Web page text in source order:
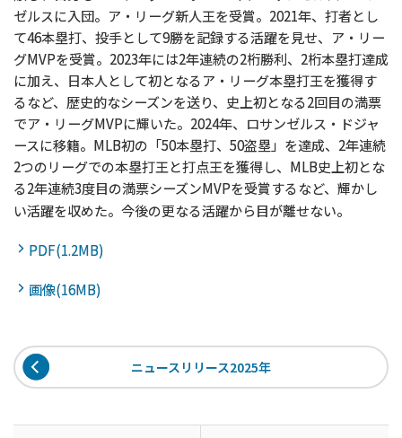
ゼルスに入団。ア・リーグ新人王を受賞。2021年、打者とし
て46本塁打、投手として9勝を記録する活躍を見せ、ア・リー
グMVPを受賞。2023年には2年連続の2桁勝利、2桁本塁打達成
に加え、日本人として初となるア・リーグ本塁打王を獲得す
るなど、歴史的なシーズンを送り、史上初となる2回目の満票
でア・リーグMVPに輝いた。2024年、ロサンゼルス・ドジャ
ースに移籍。MLB初の「50本塁打、50盗塁」を達成、2年連続
2つのリーグでの本塁打王と打点王を獲得し、MLB史上初とな
る2年連続3度目の満票シーズンMVPを受賞するなど、輝かし
い活躍を収めた。今後の更なる活躍から目が離せない。
PDF(1.2MB)
画像(16MB)
ニュースリリース2025年